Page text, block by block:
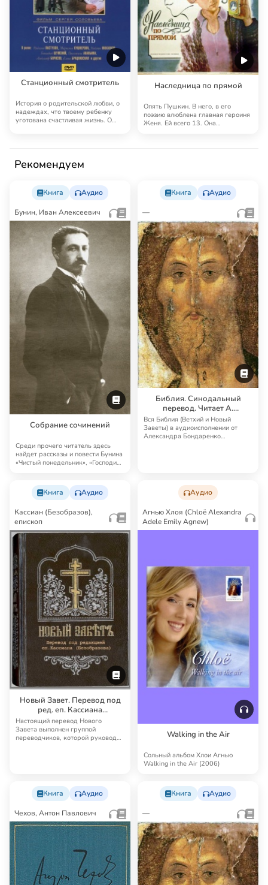
Станционный смотритель
История о родительской любви, о
надеждах, что твоему ребенку
уготована счастливая жизнь. О
Наследница по прямой
Опять Пушкин. В него, в его
поэзию влюблена главная героиня
Женя. Ей всего 13. Она
Рекомендуем
Книга Аудио
Бунин, Иван Алексеевич
Собрание сочинений
Среди прочего читатель здесь
найдет рассказы и повести Бунина
«Чистый понедельник», «Господин
Книга Аудио
—
Библия. Синодальный
перевод. Читает А.
Бондаренко и И.
Прудовский
Вся Библия (Ветхий и Новый
Заветы) в аудиоисполнении от
Александра Бондаренко
Книга Аудио
Кассиан (Безобразов),
епископ
Новый Завет. Перевод под
ред. еп. Кассиана
(Безобразова)
Настоящий перевод Нового
Завета выполнен группой
переводчиков, которой руководил
Аудио
Агнью Хлоя (Chloë Alexandra
Adele Emily Agnew)
Walking in the Air
Сольный альбом Хлои Агнью
Walking in the Air (2006)
Книга Аудио
Чехов, Антон Павлович
Книга Аудио
—